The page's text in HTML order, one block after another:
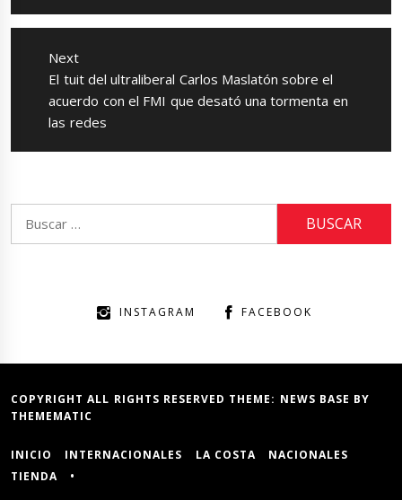
Next
Next
post:
El tuit del ultraliberal Carlos Maslatón sobre el
acuerdo con el FMI que desató una tormenta en
las redes
INSTAGRAM FACEBOOK
COPYRIGHT ALL RIGHTS RESERVED THEME: NEWS BASE BY
THEMEMATIC
INICIO INTERNACIONALES LA COSTA
NACIONALES
TIENDA
•